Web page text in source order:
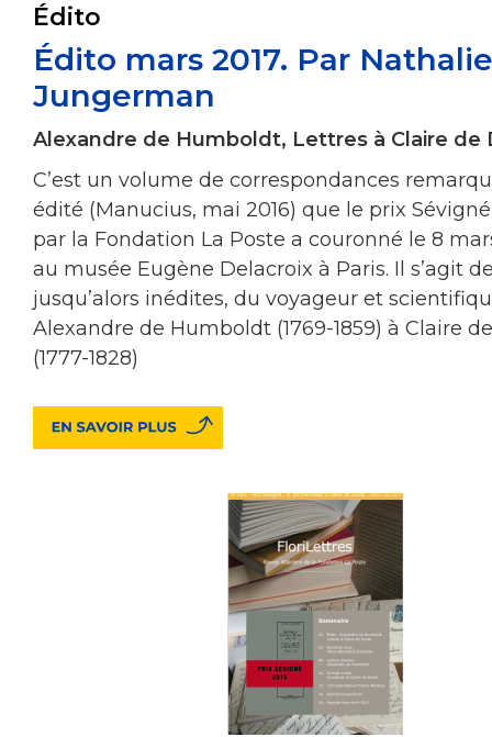
Édito
Édito mars 2017. Par Nathalie
Jungerman
Alexandre de Humboldt, Lettres à Claire de
C’est un volume de correspondances
édité (Manucius, mai 2016) que le prix
par la Fondation La Poste a couronné le 8
au musée Eugène Delacroix à Paris. Il s’agit
jusqu’alors inédites, du voyageur et
Alexandre de Humboldt (1769-1859) à Claire
(1777-1828)